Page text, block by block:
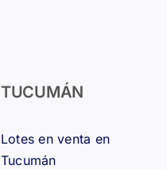
TUCUMÁN
Lotes en venta en
Tucumán